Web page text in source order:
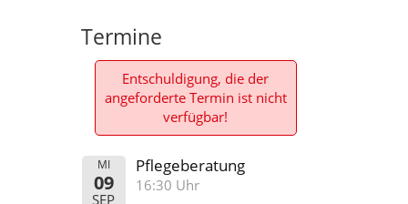
Termine
Entschuldigung, die der
angeforderte Termin ist nicht
verfügbar!
MI
09
SEP
Pflegeberatung
16:30 Uhr